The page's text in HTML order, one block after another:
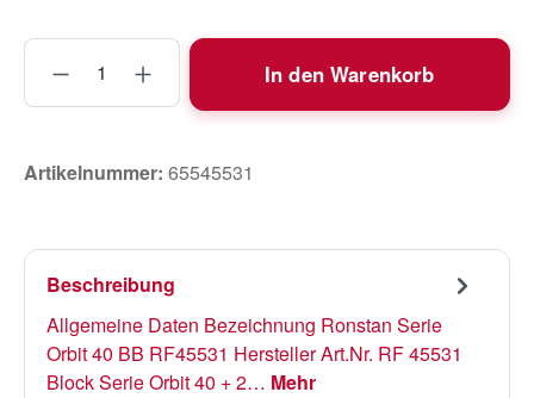
Produkt Anzahl: Gib den gewünschten
In den Warenkorb
Artikelnummer: 65545531
Beschreibung
Allgemeine Daten Bezeichnung Ronstan Serie
Orbit 40 BB RF45531 Hersteller Art.Nr. RF 45531
Block Serie Orbit 40 + 2… Mehr